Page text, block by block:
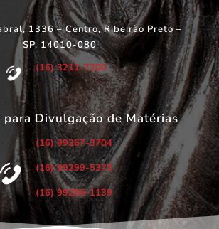
1336 – Centro, Ribeirão Preto –
SP, 14010-080
(16) 3211-7200
para Divulgação de Matérias
(16) 99267-3704
(16) 99299-5373
(16) 99286-1139